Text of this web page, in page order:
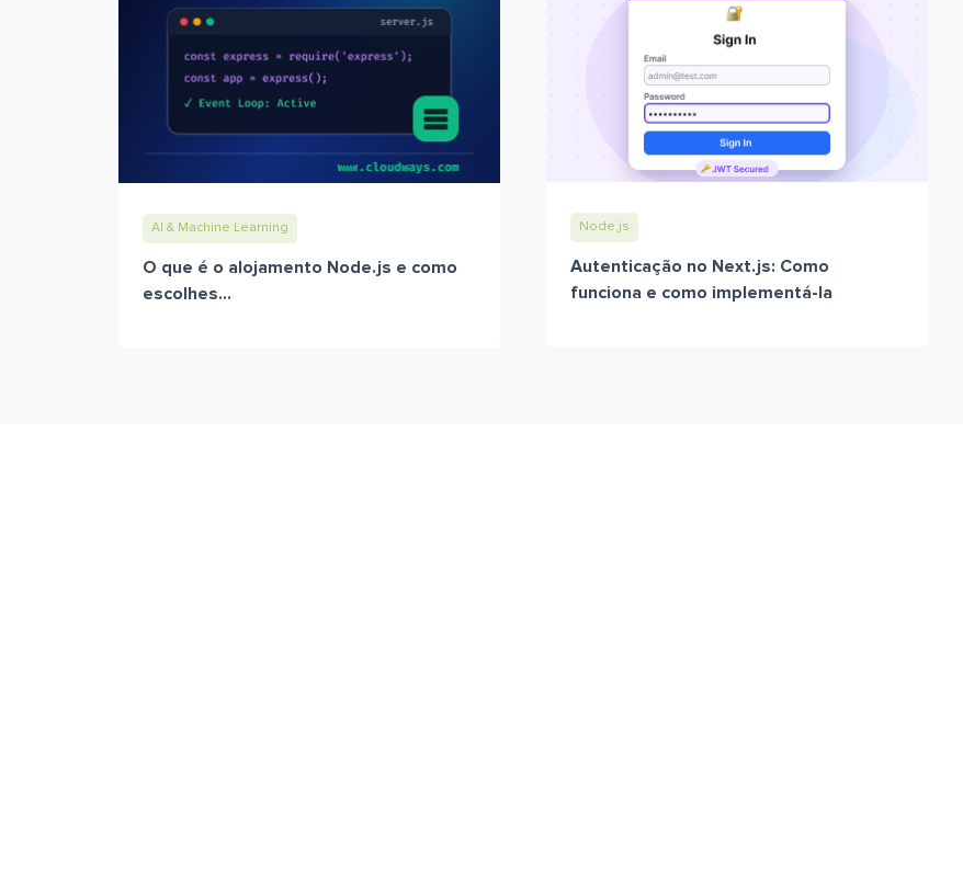
AI & Machine Learning
O que é o alojamento Node.js e como
escolhes...
Node.js
Autenticação no Next.js: Como
funciona e como implementá-la